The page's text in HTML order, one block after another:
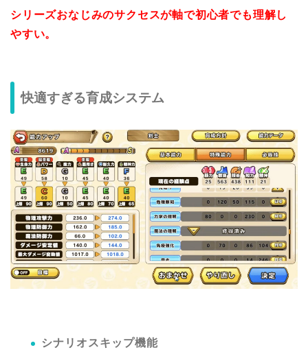
シリーズおなじみのサクセスが軸で初心者でも理解し
やすい。
快適すぎる育成システム
シナリオスキップ機能